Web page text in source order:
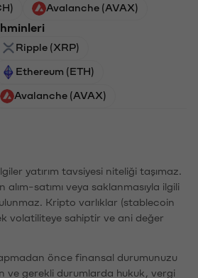
Avalanche (AVAX)
Ripple (XRP)
Ethereum (ETH)
Avalanche (AVAX)
yatırım tavsiyesi niteliği taşımaz.
alım-satımı veya saklanmasıyla ilgili
Kripto varlıklar (stablecoin
volatiliteye sahiptir ve ani değer
önce finansal durumunuzu
ve gerekli durumlarda hukuk, vergi